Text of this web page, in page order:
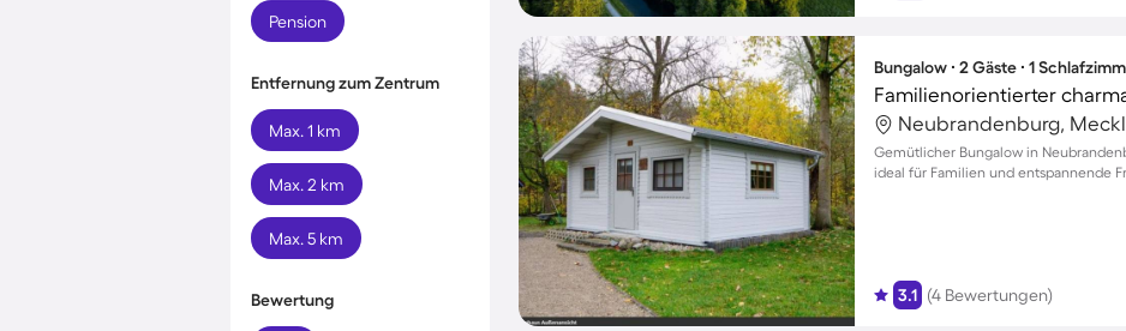
Pension
Entfernung zum Zentrum
Max. 1 km
Max. 2 km
Max. 5 km
Bewertung
Bungalow ∙ 2 Gäste ∙ 1
Gemütlicher Bungalow in
ideal für Familien und entspannende
3.1 (4 Bewertungen)